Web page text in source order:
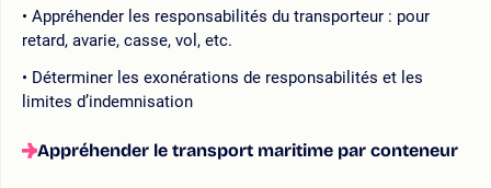
Appréhender les responsabilités du transporteur : pour
retard, avarie, casse, vol, etc.
Déterminer les exonérations de responsabilités et les
limites d’indemnisation
Appréhender le transport maritime par conteneur